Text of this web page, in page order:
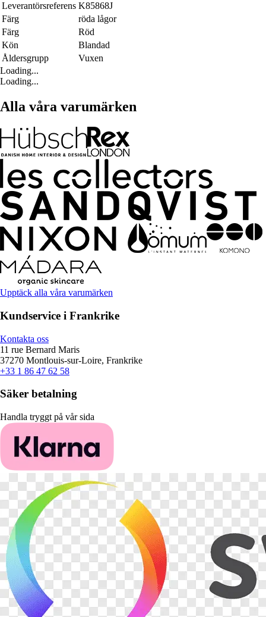
Leverantörsreferens K85868J
Färg
röda lågor
Färg
Röd
Kön
Blandad
Åldersgrupp
Vuxen
Loading...
Loading...
Alla våra varumärken
Upptäck alla våra varumärken
Kundservice i Frankrike
Kontakta oss
11 rue Bernard Maris
37270 Montlouis-sur-Loire, Frankrike
+33 1 86 47 62 58
Säker betalning
Handla tryggt på vår sida